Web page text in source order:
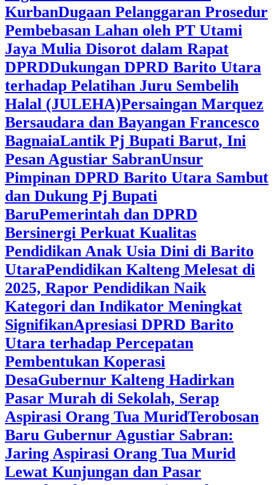
KurbanDugaan Pelanggaran Prosedur
Pembebasan Lahan oleh PT Utami
Jaya Mulia Disorot dalam Rapat
DPRDDukungan DPRD Barito Utara
terhadap Pelatihan Juru Sembelih
Halal (JULEHA)Persaingan Marquez
Bersaudara dan Bayangan Francesco
BagnaiaLantik Pj Bupati Barut, Ini
Pesan Agustiar SabranUnsur
Pimpinan DPRD Barito Utara Sambut
dan Dukung Pj Bupati
BaruPemerintah dan DPRD
Bersinergi Perkuat Kualitas
Pendidikan Anak Usia Dini di Barito
Utara‎Pendidikan Kalteng Melesat di
2025, Rapor Pendidikan Naik
Kategori dan Indikator Meningkat
SignifikanApresiasi DPRD Barito
Utara terhadap Percepatan
Pembentukan Koperasi
Desa‎Gubernur Kalteng Hadirkan
Pasar Murah di Sekolah, Serap
Aspirasi Orang Tua Murid‎Terobosan
Baru Gubernur Agustiar Sabran:
Jaring Aspirasi Orang Tua Murid
Lewat Kunjungan dan Pasar